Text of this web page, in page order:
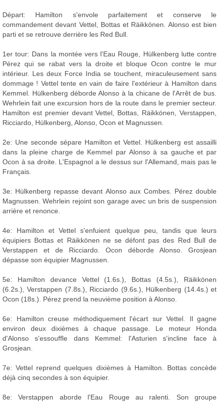
Départ: Hamilton s'envole parfaitement et conserve le
commandement devant Vettel, Bottas et Räikkönen. Alonso est bien
parti et se retrouve derrière les Red Bull.
1er tour: Dans la montée vers l'Eau Rouge, Hülkenberg lutte contre
Pérez qui se rabat vers la droite et bloque Ocon contre le mur
intérieur. Les deux Force India se touchent, miraculeusement sans
dommage ! Vettel tente en vain de faire l'extérieur à Hamilton dans
Kemmel. Hülkenberg déborde Alonso à la chicane de l'Arrêt de bus.
Wehrlein fait une excursion hors de la route dans le premier secteur.
Hamilton est premier devant Vettel, Bottas, Räikkönen, Verstappen,
Ricciardo, Hülkenberg, Alonso, Ocon et Magnussen.
2e: Une seconde sépare Hamilton et Vettel. Hülkenberg est assailli
dans la pleine charge de Kemmel par Alonso à sa gauche et par
Ocon à sa droite. L'Espagnol a le dessus sur l'Allemand, mais pas le
Français.
3e: Hülkenberg repasse devant Alonso aux Combes. Pérez double
Magnussen. Wehrlein rejoint son garage avec un bris de suspension
arrière et renonce.
4e: Hamilton et Vettel s'enfuient quelque peu, tandis que leurs
équipiers Bottas et Räikkönen ne se défont pas des Red Bull de
Verstappen et de Ricciardo. Ocon déborde Alonso. Grosjean
dépasse son équipier Magnussen.
5e: Hamilton devance Vettel (1.6s.), Bottas (4.5s.), Räikkönen
(6.2s.), Verstappen (7.8s.), Ricciardo (9.6s.), Hülkenberg (14.4s.) et
Ocon (18s.). Pérez prend la neuvième position à Alonso.
6e: Hamilton creuse méthodiquement l'écart sur Vettel. Il gagne
environ deux dixièmes à chaque passage. Le moteur Honda
d'Alonso s'essouffle dans Kemmel: l'Asturien s'incline face à
Grosjean.
7e: Vettel reprend quelques dixièmes à Hamilton. Bottas concède
déjà cinq secondes à son équipier.
8e: Verstappen aborde l'Eau Rouge au ralenti. Son groupe